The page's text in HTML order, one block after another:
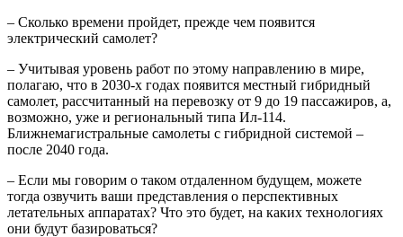
– Сколько времени пройдет, прежде чем появится
электрический самолет?
– Учитывая уровень работ по этому направлению в мире,
полагаю, что в 2030-х годах появится местный гибридный
самолет, рассчитанный на перевозку от 9 до 19 пассажиров, а,
возможно, уже и региональный типа Ил-114.
Ближнемагистральные самолеты с гибридной системой –
после 2040 года.
– Если мы говорим о таком отдаленном будущем, можете
тогда озвучить ваши представления о перспективных
летательных аппаратах? Что это будет, на каких технологиях
они будут базироваться?